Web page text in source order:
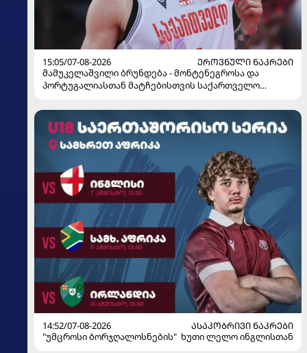
15:05/07-08-2026
ᲔᲠᲝᲕᲜᲣᲚᲘ ᲜᲐᲙᲠᲔᲑᲘ
მამუკელაშვილი ბრუნდება - მონტენეგროსა და
პორტუგალიასთან მატჩებისთვის საქართველო
14:52/07-08-2026
ᲐᲡᲐᲙᲝᲑᲠᲘᲕᲘ ᲜᲐᲙᲠᲔᲑᲘ
"უმცროსი ბორჯღალოსნების" ხუთი ლელო ინგლისთან